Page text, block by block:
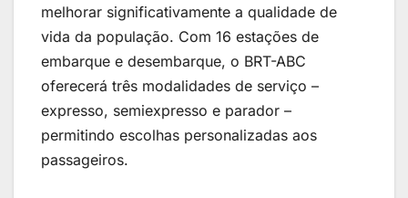
melhorar significativamente a qualidade de
vida da população. Com 16 estações de
embarque e desembarque, o BRT-ABC
oferecerá três modalidades de serviço –
expresso, semiexpresso e parador –
permitindo escolhas personalizadas aos
passageiros.